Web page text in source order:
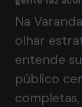
Na
olhar
entende
público